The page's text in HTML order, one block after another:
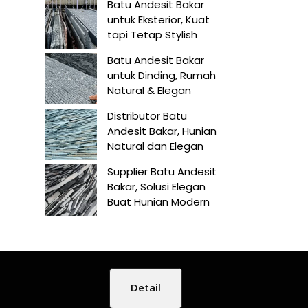
Batu Andesit Bakar
untuk Eksterior, Kuat
tapi Tetap Stylish
Batu Andesit Bakar
untuk Dinding, Rumah
Natural & Elegan
Distributor Batu
Andesit Bakar, Hunian
Natural dan Elegan
Supplier Batu Andesit
Bakar, Solusi Elegan
Buat Hunian Modern
Detail